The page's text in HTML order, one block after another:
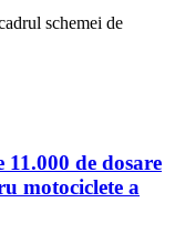
schemei de
de dosare
motociclete a